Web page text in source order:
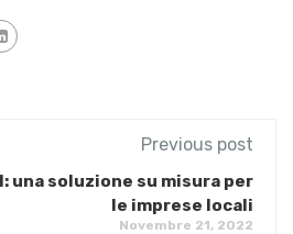
Previous post
una soluzione su misura per
le imprese locali
Novembre 21, 2022